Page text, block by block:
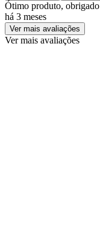
Ótimo produto, obrigado
há 3 meses
Ver mais avaliações
Ver mais avaliações